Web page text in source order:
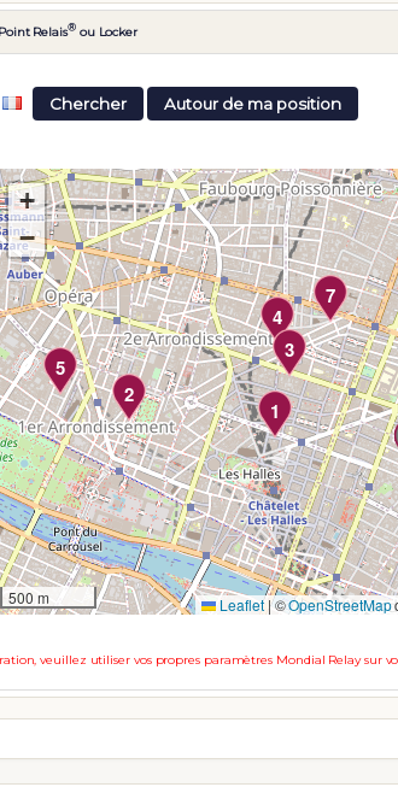
Relais®ou Locker
Chercher Autour de ma position
1
2
3
4
5
7
+
−
500 m Leaflet |©OpenStreetMap
veuillez utiliser vos propres paramètres Mondial Relay sur